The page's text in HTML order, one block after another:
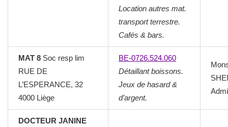
Location autres mat.
transport terrestre.
Cafés & bars.
MAT 8 Soc resp lim
RUE DE
L’ESPERANCE, 32
4000 Liège
BE-0726.524.060
Détaillant boissons.
Jeux de hasard &
d’argent.
DOCTEUR JANINE